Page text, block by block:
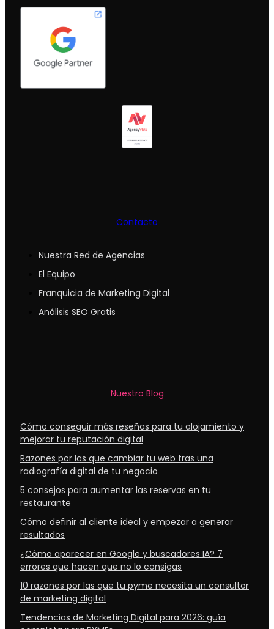
Contacto
Nuestra Red de Agencias
El Equipo
Franquicia de Marketing Digital
Análisis SEO Gratis
Nuestro Blog
Cómo conseguir más reseñas para tu alojamiento y
mejorar tu reputación digital
Razones por las que cambiar tu web tras una
radiografía digital de tu negocio
5 consejos para aumentar las reservas en tu
restaurante
Cómo definir al cliente ideal y empezar a generar
resultados
¿Cómo aparecer en Google y buscadores IA? 7
errores que hacen que no lo consigas
10 razones por las que tu pyme necesita un consultor
de marketing digital
Tendencias de Marketing Digital para 2026: guía